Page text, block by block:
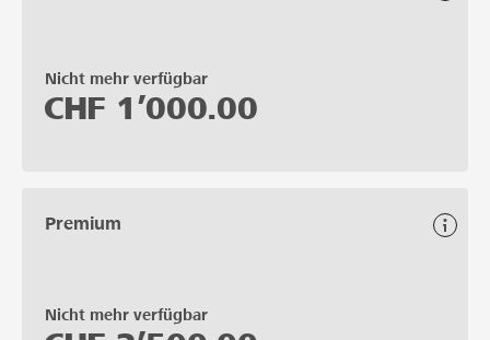
Nicht mehr verfügbar
CHF 1’000.00
Premium
Nicht mehr verfügbar